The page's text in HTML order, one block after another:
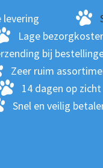
levering
Lage
bij
Zeer ruim
14 dagen op zicht
Snel en veilig